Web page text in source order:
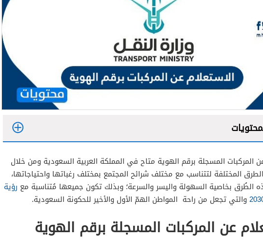
عن المركبات المسجلة برقم الهاتف
عن المركبات المسجلة من خلال الصراف الآلي
المركبات المسجلة برقم الهوية متاح في المملكة العربية السعودية ومن خلال
المختلفة لتتناسب مع مختلف شرائح المجتمع بمختلف رغباتها واحتياجاتها،
الطُرق بخاصية السهولة واليسر والسرعة؛ وبذلك تكون جميعها مُتناسبة مع رؤية
والتي تجعل من راحة المواطن الهمّ الأول والأخير للحكونة السعودية.
عن المركبات المسجلة برقم الهوية